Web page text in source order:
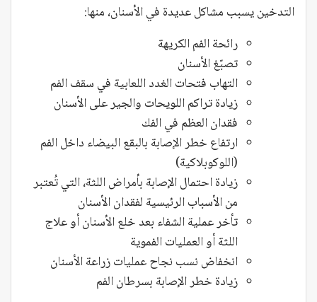
التدخين يسبب مشاكل عديدة في الأسنان، منها:
رائحة الفم الكريهة
تصبّغ الأسنان
التهاب فتحات الغدد اللعابية في سقف الفم
زيادة تراكم اللويحات والجير على الأسنان
فقدان العظم في الفك
ارتفاع خطر الإصابة بالبقع البيضاء داخل الفم
(اللوكوبلاكية)
زيادة احتمال الإصابة بأمراض اللثة، التي تُعتبر
من الأسباب الرئيسية لفقدان الأسنان
تأخر عملية الشفاء بعد خلع الأسنان أو علاج
اللثة أو العمليات الفموية
انخفاض نسب نجاح عمليات زراعة الأسنان
زيادة خطر الإصابة بسرطان الفم